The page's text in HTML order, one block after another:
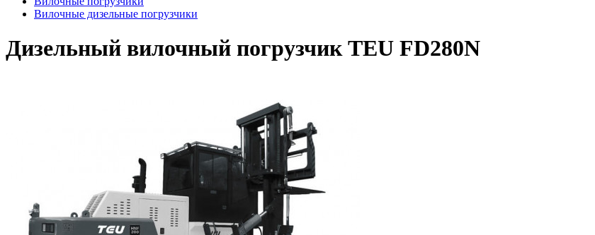
Вилочные дизельные погрузчики
Дизельный вилочный погрузчик TEU FD280N